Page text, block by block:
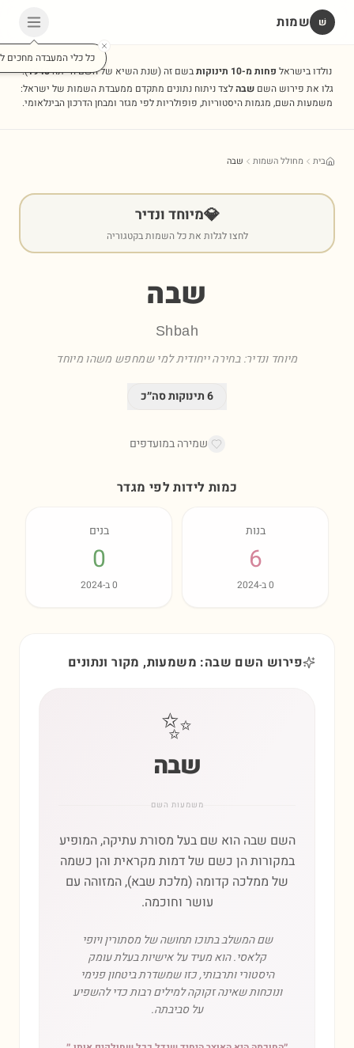
שׁ שמות
נולדו בישראל פחות מ-10 תינוקות בשם זה(שנת השיא של השם הייתה1948
).
גלו את פירוש השם שבהלצד ניתוח נתונים מתקדם ממעבדת השמות של ישראל:
משמעות השם, מגמות היסטוריות, פופולריות לפי מגזר ומבחן הדרכון הבינלאומי.
בית מחולל השמות שבה
💎מיוחד ונדיר
לחצו לגלות את כל השמות בקטגוריה
שבה
Shbah
מיוחד ונדיר: בחירה ייחודית למי שמחפש משהו מיוחד
6תינוקות סה״כ
שמירה במועדפים
כמות לידות לפי מגדר
בנות
6
0ב-2024
בנים
0
0ב-2024
פירוש השם שבה: משמעות, מקור ונתונים
✨
שבה
משמעות השם
השם שבה הוא שם בעל מסורת עתיקה, המופיע
במקורות הן כשם של דמות מקראית והן כשמה
של ממלכה קדומה (מלכת שבא), המזוהה עם
עושר וחוכמה.
שם המשלב בתוכו תחושה של מסתורין ויופי
קלאסי. הוא מעיד על אישיות בעלת עומק
היסטורי ותרבותי, כזו שמשדרת ביטחון פנימי
ונוכחות שאינה זקוקה למילים רבות כדי להשפיע
על סביבתה.